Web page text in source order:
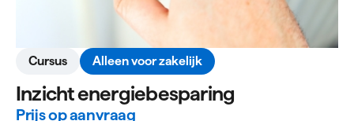
Inzicht energiebesparing
Cursus Alleen voor zakelijk
Prijs op aanvraag